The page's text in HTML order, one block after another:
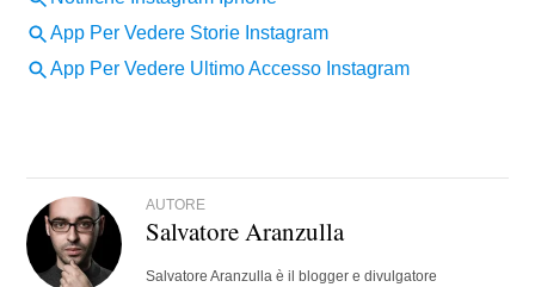
AUTORE
Salvatore Aranzulla
Salvatore Aranzulla è il blogger e divulgatore